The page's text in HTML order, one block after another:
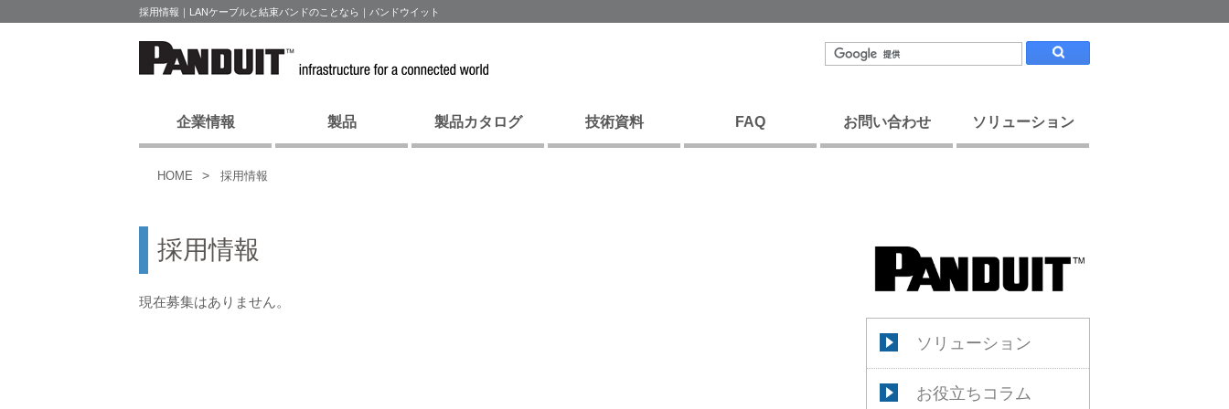
採用情報｜LANケーブルと結束バンドのことなら｜パンドウイット
企業情報 製品 製品カタログ 技術資料 FAQ お問い合わせ ソリューション
HOME 採用情報
ソリューション
お役立ちコラム
採用情報
現在募集はありません。